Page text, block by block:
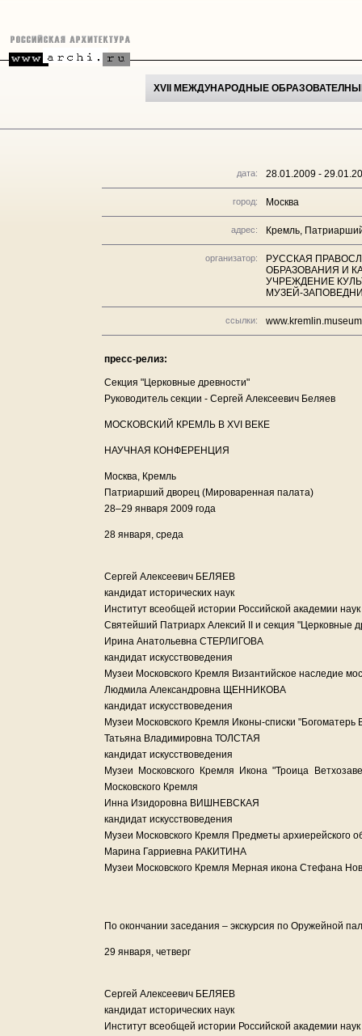
XVII МЕЖДУНАРОДНЫЕ
дата: 28.01.2009 -
город: Москва
адрес: Кремль,
организатор:
РУССКАЯ
ОБРАЗОВАНИЯ И
УЧРЕЖДЕНИЕ
МУЗЕЙ-
ссылки:
пресс-релиз:
Секция "Церковные древности"
Руководитель секции - Сергей Алексеевич Беляев
МОСКОВСКИЙ КРЕМЛЬ В XVI ВЕКЕ
НАУЧНАЯ КОНФЕРЕНЦИЯ
Москва, Кремль
Патриарший дворец (Мироваренная палата)
28–29 января 2009 года
28 января, среда
Сергей Алексеевич БЕЛЯЕВ
кандидат исторических наук
Институт всеобщей истории Российской академии
Святейший Патриарх Алексий II и секция "Церковные
Ирина Анатольевна СТЕРЛИГОВА
кандидат искусствоведения
Музеи Московского Кремля Византийское наследие
Людмила Александровна ЩЕННИКОВА
кандидат искусствоведения
Музеи Московского Кремля Иконы-списки
Татьяна Владимировна ТОЛСТАЯ
кандидат искусствоведения
Музеи Московского Кремля Икона "Троица
Московского Кремля
Инна Изидоровна ВИШНЕВСКАЯ
кандидат искусствоведения
Музеи Московского Кремля Предметы архиерейского
Марина Гарриевна РАКИТИНА
Музеи Московского Кремля Мерная икона Стефана
По окончании заседания – экскурсия по Оружейной
29 января, четверг
Сергей Алексеевич БЕЛЯЕВ
кандидат исторических наук
Институт всеобщей истории Российской академии